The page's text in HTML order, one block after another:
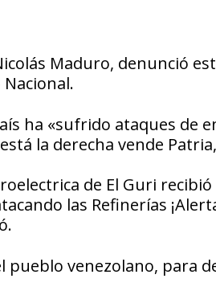
Maduro, denunció
ha «sufrido ataques de
la derecha vende
de El Guri
las Refinerías
venezolano, para